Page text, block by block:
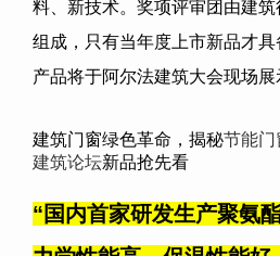
料、新技术。奖项评审团由建
组成，只有当年度上市新品才
产品将于阿尔法建筑大会现场展
建筑门窗绿色革命，揭秘节能门
建筑论坛新品抢先看
“ 国内首家研发生产聚氨